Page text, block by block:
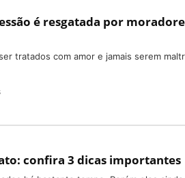
é resgatada por
tratados com amor e jamais serem
confira 3 dicas importantes